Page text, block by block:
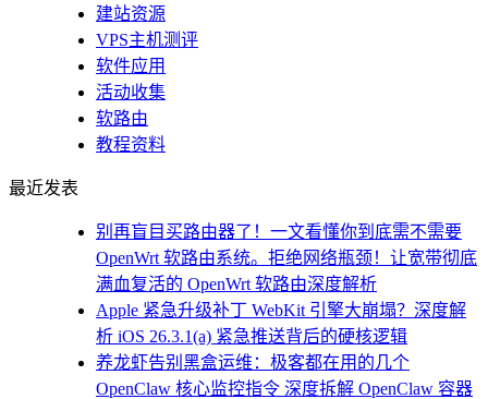
建站资源
VPS主机测评
软件应用
活动收集
软路由
教程资料
最近发表
别再盲目买路由器了！一文看懂你到底需不需要
OpenWrt 软路由系统。拒绝网络瓶颈！让宽带彻底
满血复活的 OpenWrt 软路由深度解析
Apple 紧急升级补丁 WebKit 引擎大崩塌？深度解
析 iOS 26.3.1(a) 紧急推送背后的硬核逻辑
养龙虾告别黑盒运维：极客都在用的几个
OpenClaw 核心监控指令 深度拆解 OpenClaw 容器